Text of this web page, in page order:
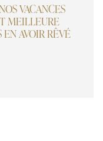
VACANCES
MEILLEURE
AVOIR RÊVÉ